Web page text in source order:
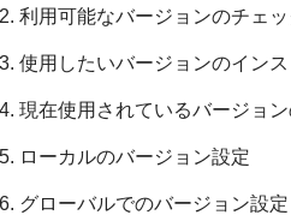
利用可能なバージョンのチェッ
使用したいバージョンのイン
現在使用されているバージョ
ローカルのバージョン設定
グローバルでのバージョン設定